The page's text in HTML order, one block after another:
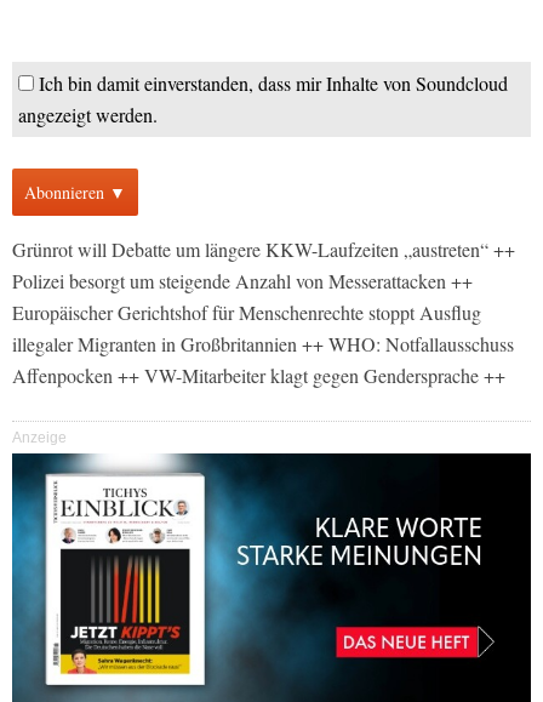
Ich bin damit einverstanden, dass mir Inhalte von Soundcloud
angezeigt werden.
Abonnieren ▼
Grünrot will Debatte um längere KKW-Laufzeiten „austreten“ ++
Polizei besorgt um steigende Anzahl von Messerattacken ++
Europäischer Gerichtshof für Menschenrechte stoppt Ausflug
illegaler Migranten in Großbritannien ++ WHO: Notfallausschuss
Affenpocken ++ VW-Mitarbeiter klagt gegen Gendersprache ++
Anzeige